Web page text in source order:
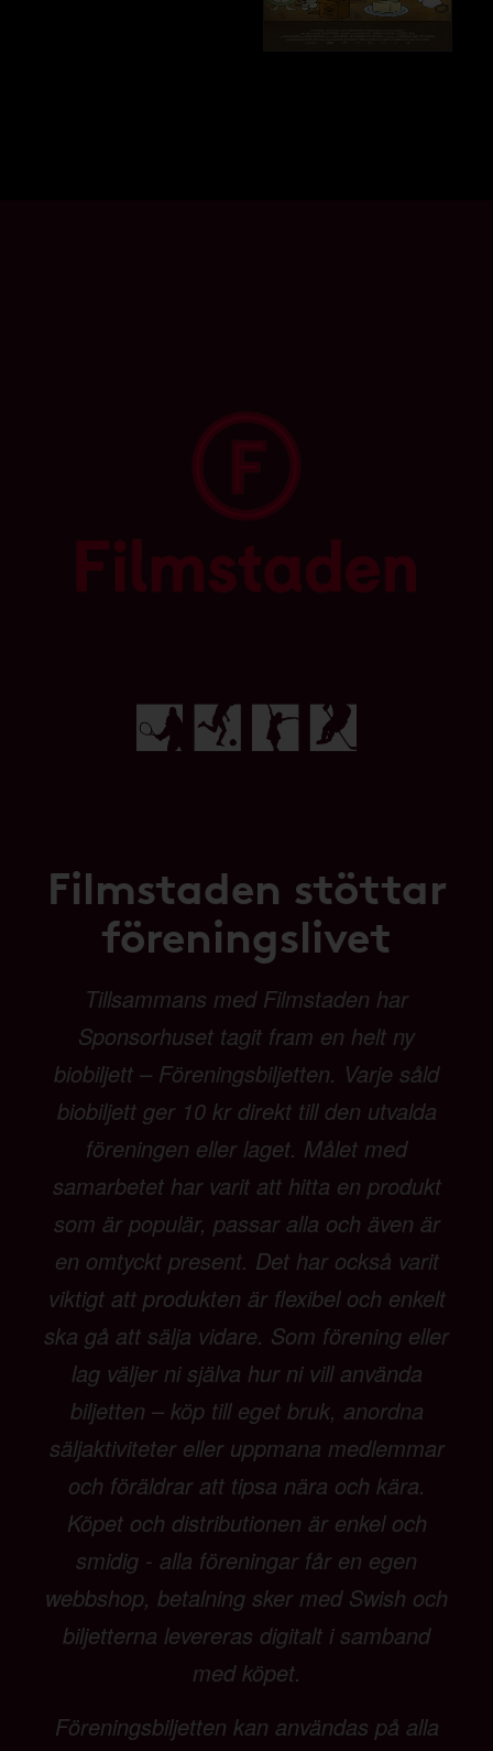
Filmstaden stöttar
föreningslivet
Tillsammans med Filmstaden har
Sponsorhuset tagit fram en helt ny
biobiljett – Föreningsbiljetten. Varje såld
biobiljett ger 10 kr direkt till den utvalda
föreningen eller laget. Målet med
samarbetet har varit att hitta en produkt
som är populär, passar alla och även är
en omtyckt present. Det har också varit
viktigt att produkten är flexibel och enkelt
ska gå att sälja vidare. Som förening eller
lag väljer ni själva hur ni vill använda
biljetten – köp till eget bruk, anordna
säljaktiviteter eller uppmana medlemmar
och föräldrar att tipsa nära och kära.
Köpet och distributionen är enkel och
smidig - alla föreningar får en egen
webbshop, betalning sker med Swish och
biljetterna levereras digitalt i samband
med köpet.
Föreningsbiljetten kan användas på alla